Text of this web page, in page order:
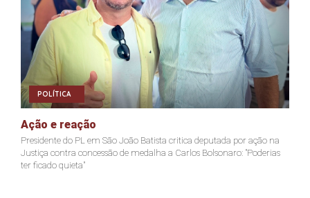
POLÍTICA
Ação e reação
Presidente do PL em São João Batista critica deputada por ação na
Justiça contra concessão de medalha a Carlos Bolsonaro: "Poderias
ter ficado quieta"